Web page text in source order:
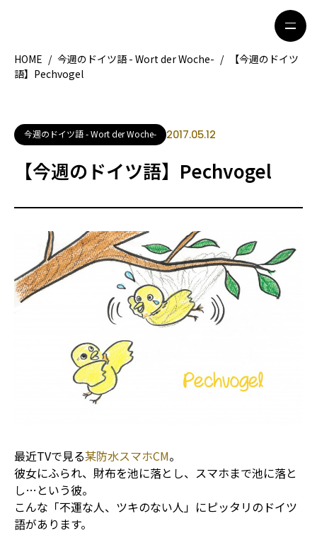
地域別ガイド
グルメ
観光ガイド
留学＆キャリア
著者一覧
ライター募集
HOME / 今週のドイツ語 - Wort der Woche- /
【今週のドイツ
語】Pechvogel
今週のドイツ語 - Wort der Woche- 2017.05.12
【今週のドイツ語】Pechvogel
最近TVで見る某防水スマホCM。
彼女にふられ、財布を池に落とし、スマホまで池に落と
し…という彼。
こんな「不運な人、ツキのない人」にピッタリのドイツ
語があります。